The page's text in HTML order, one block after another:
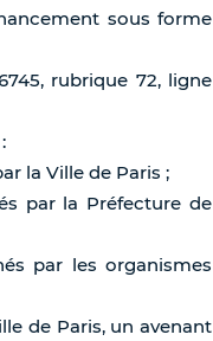
sous forme
rubrique 72, ligne
la Ville de Paris ;
par la Préfecture de
par les organismes
de Paris, un avenant